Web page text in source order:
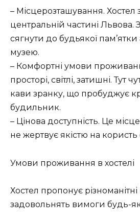
– Місцерозташування. Хостел
центральній частині Львова.
сягнути до будьякої пам’ятки
музею.
– Комфортні умови
просторі, світлі, затишні.Тут
кави зранку, що пробуджує
будильник.
– Цінова доступність. Це
не жертвує якістю на користь
Умови проживання в хостелі
Хостел пропонує
задовольнять вимоги будь-